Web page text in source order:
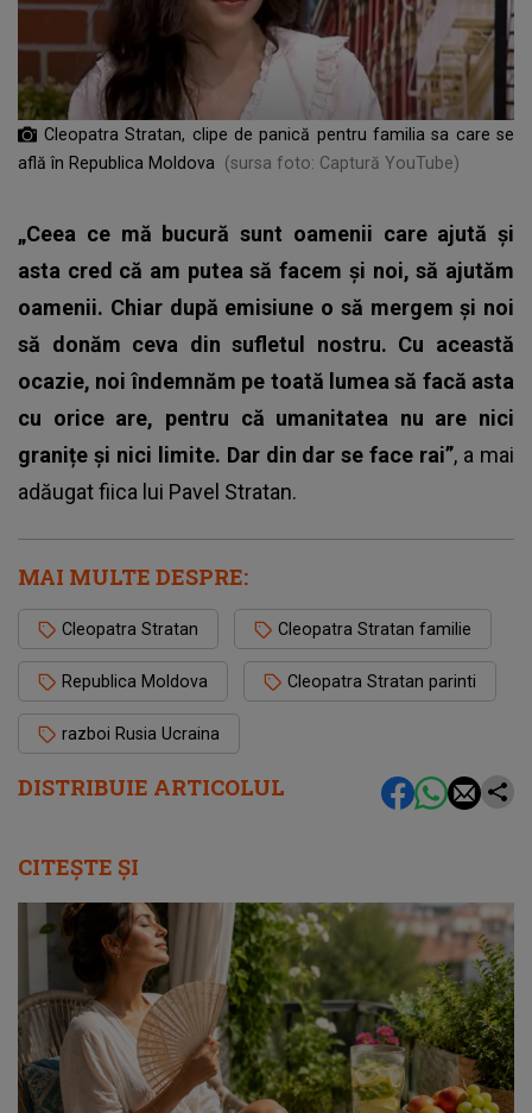
DISTRIBUIE ARTICOLUL
Cleopatra Stratan, clipe de panică pentru familia sa care se
află în Republica Moldova (sursa foto: Captură YouTube)
„Ceea ce mă bucură sunt oamenii care ajută și
asta cred că am putea să facem și noi, să ajutăm
oamenii. Chiar după emisiune o să mergem și noi
să donăm ceva din sufletul nostru. Cu această
ocazie, noi îndemnăm pe toată lumea să facă asta
cu orice are, pentru că umanitatea nu are nici
granițe și nici limite. Dar din dar se face rai”, a mai
adăugat fiica lui Pavel Stratan.
MAI MULTE DESPRE:
Cleopatra Stratan Cleopatra Stratan familie
Republica Moldova Cleopatra Stratan parinti
razboi Rusia Ucraina
CITEȘTE ȘI